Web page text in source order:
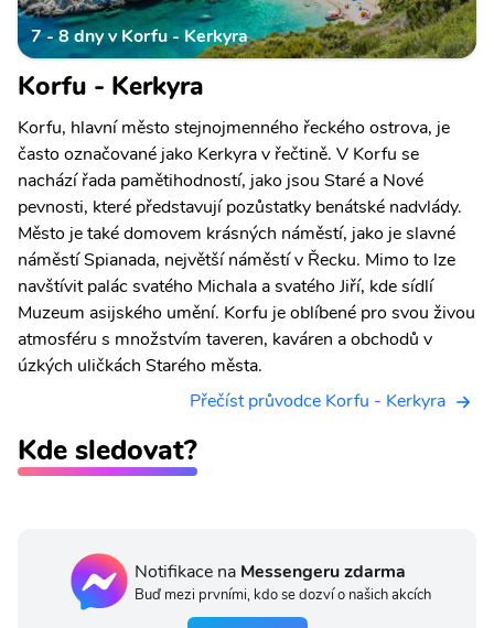
7 - 8 dny v Korfu - Kerkyra
Korfu - Kerkyra
Korfu, hlavní město stejnojmenného řeckého ostrova, je
často označované jako Kerkyra v řečtině. V Korfu se
nachází řada pamětihodností, jako jsou Staré a Nové
pevnosti, které představují pozůstatky benátské nadvlády.
Město je také domovem krásných náměstí, jako je slavné
náměstí Spianada, největší náměstí v Řecku. Mimo to lze
navštívit palác svatého Michala a svatého Jiří, kde sídlí
Muzeum asijského umění. Korfu je oblíbené pro svou živou
atmosféru s množstvím taveren, kaváren a obchodů v
úzkých uličkách Starého města.
Přečíst průvodce Korfu - Kerkyra
Kde sledovat?
Notifikace na Messengeru zdarma
Buď mezi prvními, kdo se dozví o našich akcích